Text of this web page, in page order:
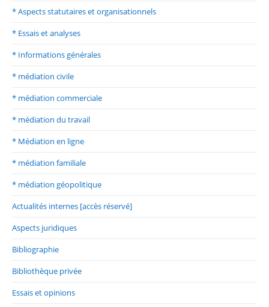
* Aspects statutaires et organisationnels
* Essais et analyses
* Informations générales
* médiation civile
* médiation commerciale
* médiation du travail
* Médiation en ligne
* médiation familiale
* médiation géopolitique
Actualités internes [accès réservé]
Aspects juridiques
Bibliographie
Bibliothèque privée
Essais et opinions